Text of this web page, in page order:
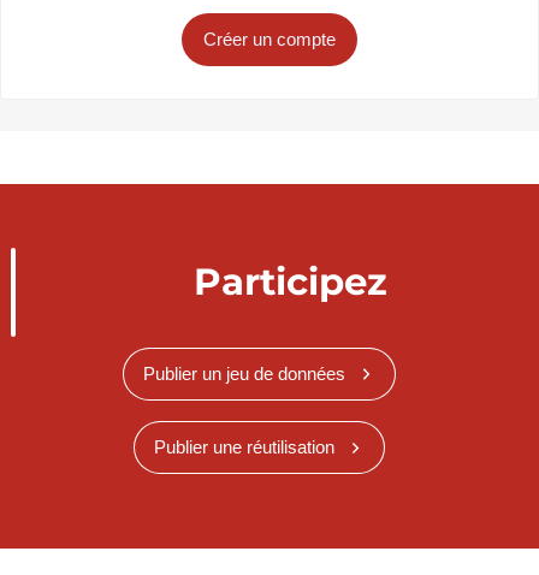
Créer un compte
Participez
Publier un jeu de données
Publier une réutilisation